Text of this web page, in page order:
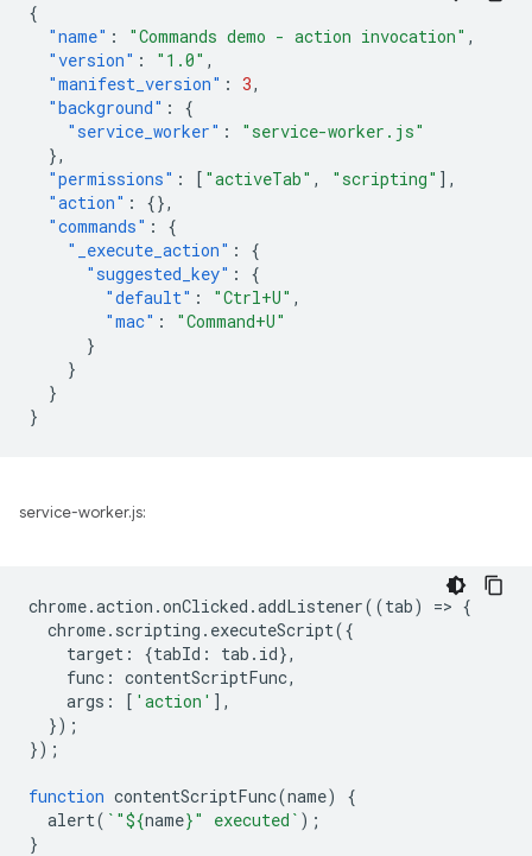
{
"name" : "Commands demo - action invocation" ,
"version" : "1.0" ,
"manifest_version" : 3,
"background" :
{
"service_worker" :
"service-worker.js"
},
"permissions" : [ "activeTab" , "scripting" ],
"action" :
{},
"commands" :
{
"_execute_action" :
{
"suggested_key" :
{
"default" : "Ctrl+U" ,
"mac" :
"Command+U"
}
}
}
}
service-worker.js:
chrome.action .onClicked .addListener((tab) => {
chrome. scripting . executeScript({
target : {tabId : tab . id},
func : contentScriptFunc,
args : [ 'action' ],
});
});
function contentScriptFunc(name)
{
alert( `"${name}" executed` );
}